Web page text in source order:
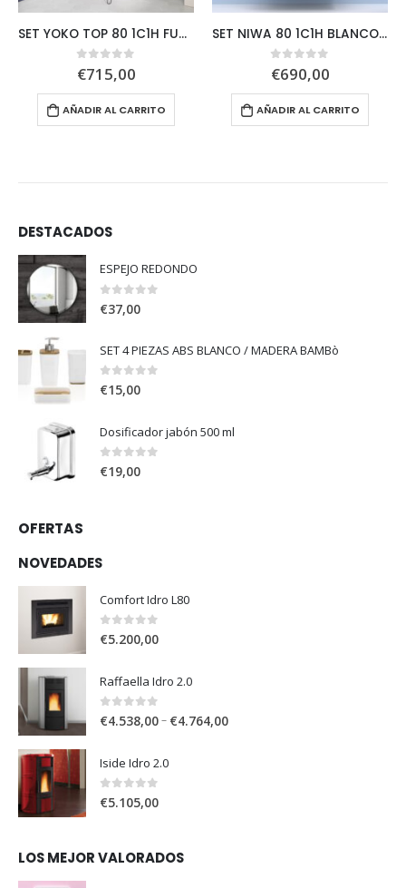
SET YOKO TOP 80 1C1H FUMÉ ARENADO + MIK
0out of 5
€715,00
AÑADIR AL CARRITO
SET NIWA 80 1C1H BLANCO BRILLO + NOZOMI
0out of 5
€690,00
AÑADIR AL CARRITO
DESTACADOS
ESPEJO REDONDO
0out of 5
€37,00
SET 4 PIEZAS ABS BLANCO / MADERA BAMBò
0 out of 5
€15,00
Dosificador jabón 500 ml
0 out of 5
€19,00
OFERTAS
NOVEDADES
Comfort Idro L80
0out of 5
€5.200,00
Raffaella Idro 2.0
0 out of 5
€4.538,00– €4.764,00
Iside Idro 2.0
0out of 5
€5.105,00
LOS MEJOR VALORADOS